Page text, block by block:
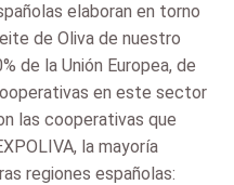
elaboran en torno
de Oliva de nuestro
de la Unión Europea, de
en este sector
las cooperativas que
la mayoría
regiones españolas: